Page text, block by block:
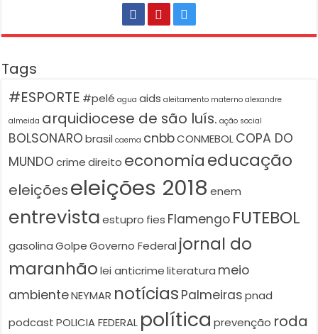
Tags
#ESPORTE #pelé agua aids aleitamento materno alexandre
almeida arquidiocese de são luís. ação social
BOLSONARO brasil caema cnbbCONMEBOLCOPA DO
MUNDO crime direito economiaeducação
eleiçõeseleições 2018 enem
entrevista estupro fies Flamengo FUTEBOL
gasolina Golpe Governo Federal jornal do
maranhão lei anticrime literatura meio
ambienteNEYMAR notícias Palmeiras pnad
podcast POLICIA FEDERAL política prevenção roda